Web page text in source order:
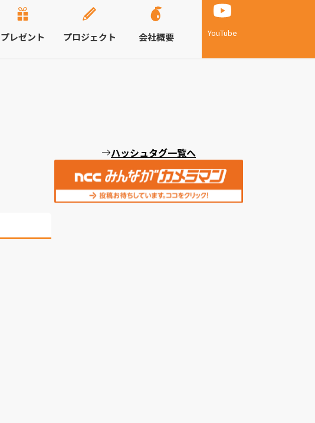
YouTube
プレゼント プロジェクト 会社概要
ハッシュタグ一覧へ